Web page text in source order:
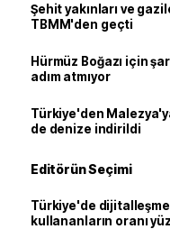
Şehit yakınları ve
TBMM'den geçti
Hürmüz Boğazı için
adım atmıyor
Türkiye'den
de denize indirildi
Editörün Seçimi
Türkiye'de dijitalleşme
kullananların oranı